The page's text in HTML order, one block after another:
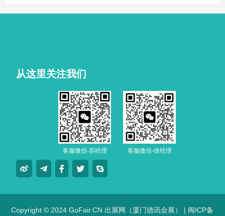
从这里关注我们
客服微信-苏经理 客服微信-徐经理
Copyright © 2024 GoFair.CN 出展网（厦门德讯会展） | 闽ICP备